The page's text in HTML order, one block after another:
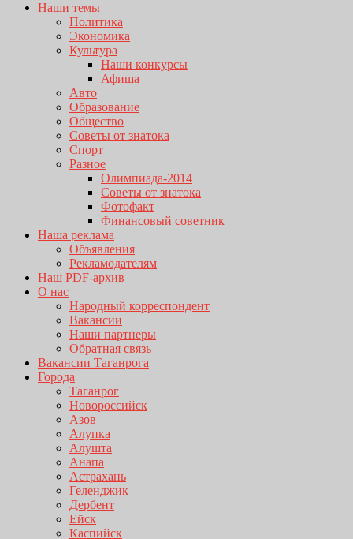
Наши темы
Политика
Экономика
Культура
Наши конкурсы
Афиша
Авто
Образование
Общество
Советы от знатока
Спорт
Разное
Олимпиада-2014
Советы от знатока
Фотофакт
Финансовый советник
Наша реклама
Объявления
Рекламодателям
Наш PDF-архив
О нас
Народный корреспондент
Вакансии
Наши партнеры
Обратная связь
Вакансии Таганрога
Города
Таганрог
Новороссийск
Азов
Алупка
Алушта
Анапа
Астрахань
Геленджик
Дербент
Ейск
Каспийск